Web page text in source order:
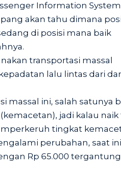
Information
akan tahu dimana
di posisi mana baik
transportasi massal
lalu lintas dari
massal ini, salah satunya
jadi kalau naik
tingkat
perubahan, saat
Rp 65.000 tergantung